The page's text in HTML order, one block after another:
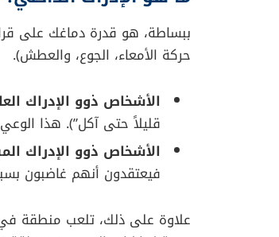
ارتبط الجوع بـ 37% من التباين في مشاعر الانفعال لدى المشاركين.